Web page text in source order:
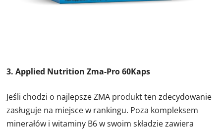
3. Applied Nutrition Zma-Pro 60Kaps
Jeśli chodzi o najlepsze ZMA produkt ten zdecydowanie
zasługuje na miejsce w rankingu. Poza kompleksem
minerałów i witaminy B6 w swoim składzie zawiera